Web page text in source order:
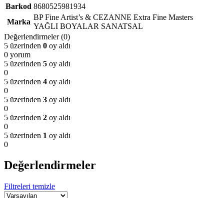
Barkod 8680525981934
Marka
BP Fine Artist’s & CEZANNE Extra Fine Masters
YAĞLI BOYALAR SANATSAL
Değerlendirmeler (0)
5 üzerinden 0 oy aldı
0 yorum
5 üzerinden 5 oy aldı
0
5 üzerinden 4 oy aldı
0
5 üzerinden 3 oy aldı
0
5 üzerinden 2 oy aldı
0
5 üzerinden 1 oy aldı
0
Değerlendirmeler
Filtreleri temizle